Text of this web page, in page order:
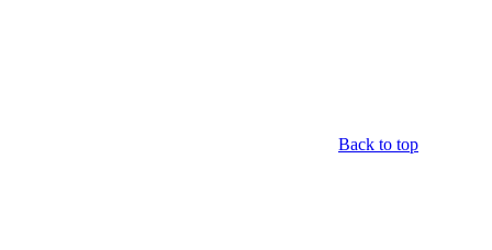
Back to top